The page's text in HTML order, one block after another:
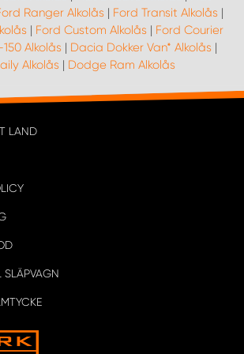
Ranger Alkolås | Ford Transit Alkolås |
| Ford Custom Alkolås | Ford Courier
Alkolås | Dacia Dokker Van* Alkolås |
Alkolås | Dodge Ram Alkolås
LAND
SLÄPVAGN